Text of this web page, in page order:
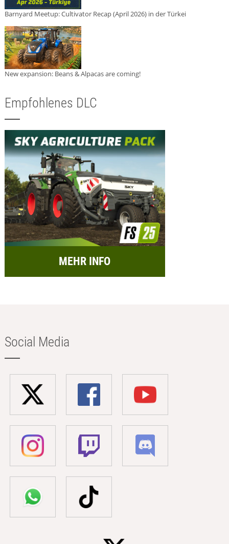
Barnyard Meetup: Cultivator Recap (April 2026) in der Türkei
New expansion: Beans & Alpacas are coming!
Empfohlenes DLC
MEHR INFO
Social Media